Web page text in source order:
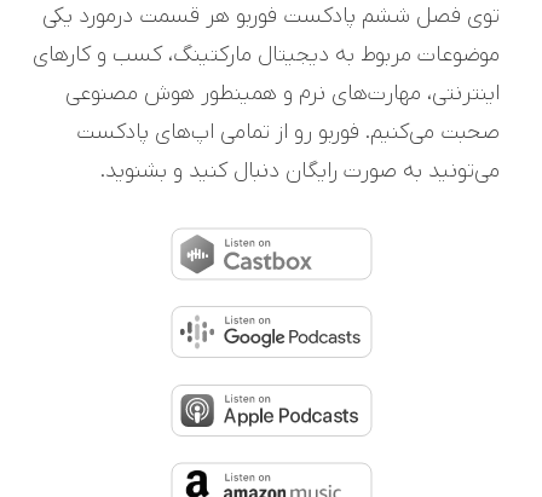
توی فصل ششم پادکست فوربو هر قسمت درمورد یکی
موضوعات مربوط به دیجیتال مارکتینگ، کسب و کارهای
اینترنتی، مهارت‌های نرم و همینطور هوش مصنوعی
صحبت می‌کنیم. فوربو رو از تمامی اپ‌های پادکست
می‌تونید به صورت رایگان دنبال کنید و بشنوید.